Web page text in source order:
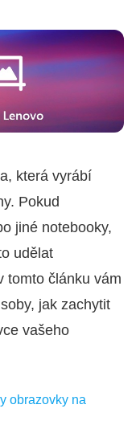
která vyrábí
Pokud
jiné notebooky,
udělat
tomto článku vám
jak zachytit
vašeho
obrazovky na